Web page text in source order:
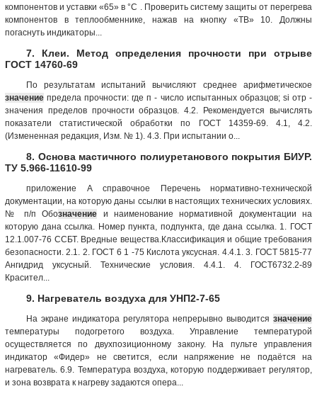
компонентов и уставки «65» в °С . Проверить систему защиты от перегрева
компонентов в теплообменнике, нажав на кнопку «ТВ» 10. Должны
погаснуть индикаторы...
7. Клеи. Метод определения прочности при отрыве
ГОСТ 14760-69
По результатам испытаний вычисляют среднее арифметическое
значение предела прочности: где п - число испытанных образцов; si отр -
значения пределов прочности образцов. 4.2. Рекомендуется вычислять
показатели статистической обработки по ГОСТ 14359-69. 4.1, 4.2.
(Измененная редакция, Изм. № 1). 4.3. При испытании о...
8. Основа мастичного полиуретанового покрытия БИУР.
ТУ 5.966-11610-99
приложение А справочное Перечень нормативно-технической
документации, на которую даны ссылки в настоящих технических условиях.
№ п/п Обозначение и наименование нормативной документации на
которую дана ссылка. Номер пункта, подпункта, где дана ссылка. 1. ГОСТ
12.1.007-76 ССБТ. Вредные вещества.Классификация и общие требования
безопасности. 2.1. 2. ГОСТ 6 1 -75 Кислота уксусная. 4.4.1. 3. ГОСТ 5815-77
Ангидрид уксусный. Технические условия. 4.4.1. 4. ГОСТ6732.2-89
Красител...
9. Нагреватель воздуха для УНП2-7-65
На экране индикатора регулятора непрерывно выводится значение
температуры подогретого воздуха. Управление температурой
осуществляется по двухпозиционному закону. На пульте управления
индикатор «Фидер» не светится, если напряжение не подаётся на
нагреватель. 6.9. Температура воздуха, которую поддерживает регулятор,
и зона возврата к нагреву задаются опера...